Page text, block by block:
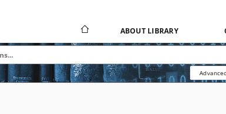
ABOUT LIBRARY